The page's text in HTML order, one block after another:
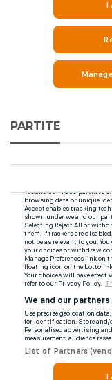
PARTITE